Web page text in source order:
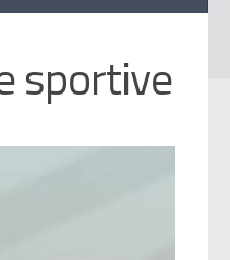
sportive